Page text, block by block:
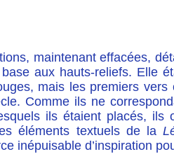
maintenant effacées,
aux hauts-reliefs. Elle
mais les premiers
Comme ils ne
ils étaient placés,
éléments textuels de la
inépuisable d’inspiration